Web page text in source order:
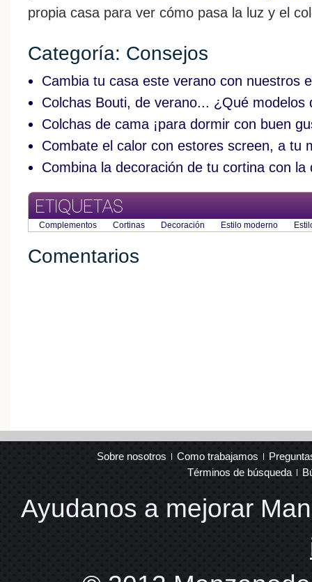
propia casa para ver cómo pasa la luz y el
Categoría: Consejos
Cambia tu casa este verano con nuestros
Colchas Bouti, de verano... ¿Qué modelos
Colchas de cama ¡para dormir con buen
Combate el calor con estores screen, a tu
Combina la decoración de tu cortina con la
ETIQUETAS
Complementos Cortinas Decoración Estilo moderno
Comentarios
Sobre nosotros Como trabajamos
Términos de búsqueda
Ayudanos a mejorar